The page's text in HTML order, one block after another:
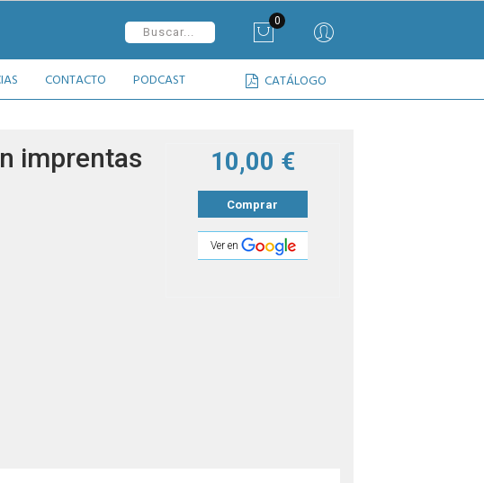
0
CATÁLOGO
CONTACTO PODCAST
imprentas
10,00 €
Comprar
Ver en